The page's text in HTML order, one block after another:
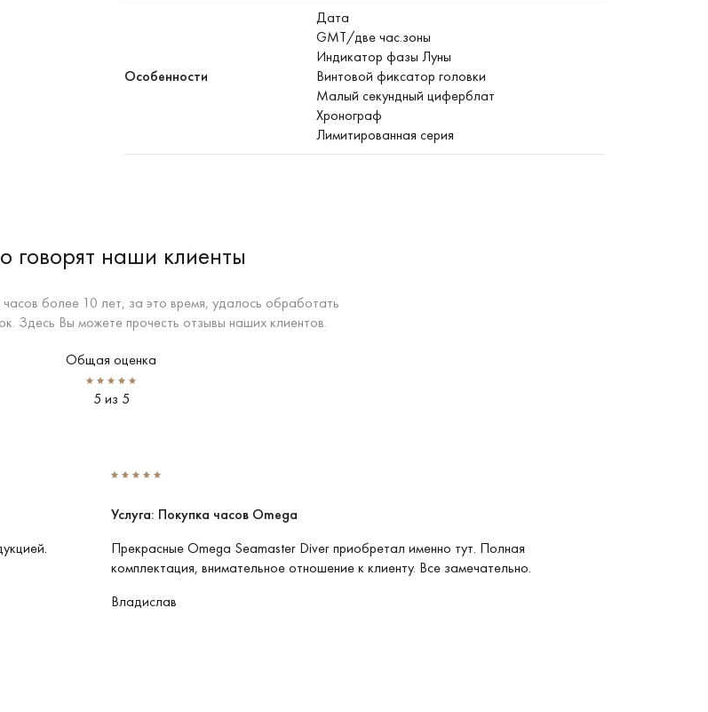
Особенности
Дата
GMT/две час.зоны
Индикатор фазы Луны
Винтовой фиксатор головки
Малый секундный циферблат
Хронограф
Лимитированная серия
говорят наши клиенты
более 10 лет, за это время, удалось обработать
Здесь Вы можете прочесть отзывы наших клиентов.
Общая оценка
5 из 5
Услуга: Покупка часов Omega
Прекрасные Omega Seamaster Diver приобретал именно тут. Полная
комплектация, внимательное отношение к клиенту. Все замечательно.
Владислав